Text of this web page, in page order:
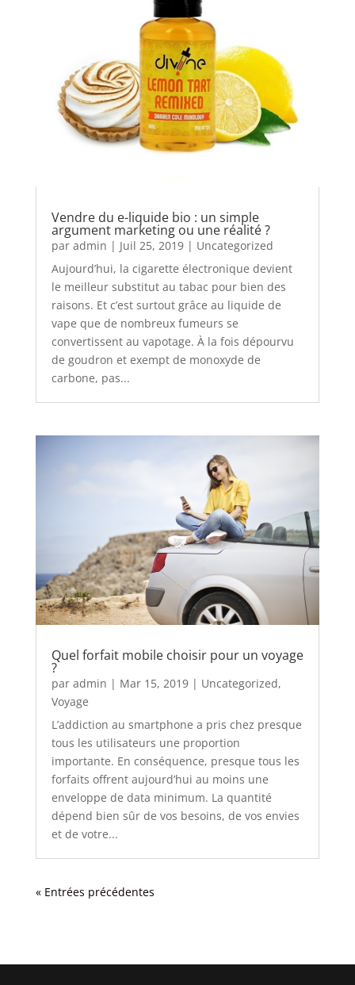
Vendre du e-liquide bio : un simple
argument marketing ou une réalité ?
par admin | Juil 25, 2019| Uncategorized
Aujourd’hui, la cigarette électronique devient
le meilleur substitut au tabac pour bien des
raisons. Et c’est surtout grâce au liquide de
vape que de nombreux fumeurs se
convertissent au vapotage. À la fois dépourvu
de goudron et exempt de monoxyde de
carbone, pas...
Quel forfait mobile choisir pour un voyage
?
par admin | Mar 15, 2019| Uncategorized,
Voyage
L’addiction au smartphone a pris chez presque
tous les utilisateurs une proportion
importante. En conséquence, presque tous les
forfaits offrent aujourd’hui au moins une
enveloppe de data minimum. La quantité
dépend bien sûr de vos besoins, de vos envies
et de votre...
« Entrées précédentes